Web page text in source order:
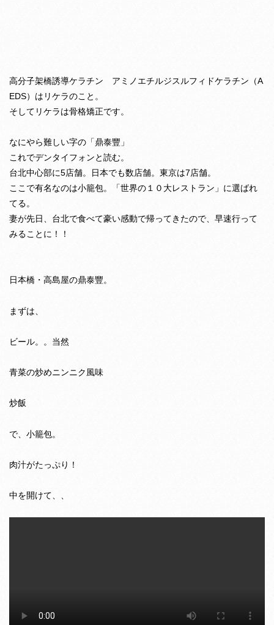
高分子架橋誘導ケラチン アミノエチルジスルフィドケラチン（A
EDS）はリケラのこと。
そしてリケラは骨格矯正です。
なにやら難しい字の「鼎泰豐」
これでデンタイフォンと読む。
台北中心部に5店舗。日本でも数店舗。東京は7店舗。
ここで有名なのは小籠包。「世界の１０大レストラン」に選ばれ
てる。
妻が先日、台北で食べて豪い感動で帰ってきたので、早速行って
みることに！！
日本橋・高島屋の鼎泰豐。
まずは、
ビール。。当然
青菜の炒めニンニク風味
炒飯
で、小籠包。
肉汁がたっぷり！
中を開けて、、